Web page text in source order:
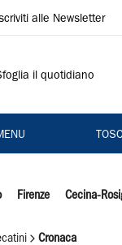
alle Newsletter
il quotidiano
Firenze Cecina-
Cronaca